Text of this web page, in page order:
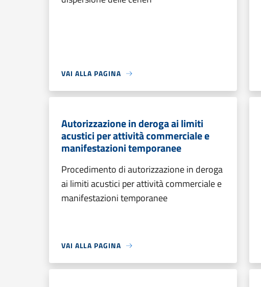
VAI ALLA PAGINA
Autorizzazione in deroga ai limiti
acustici per attività commerciale e
manifestazioni temporanee
Procedimento di autorizzazione in deroga
ai limiti acustici per attività commerciale e
manifestazioni temporanee
VAI ALLA PAGINA